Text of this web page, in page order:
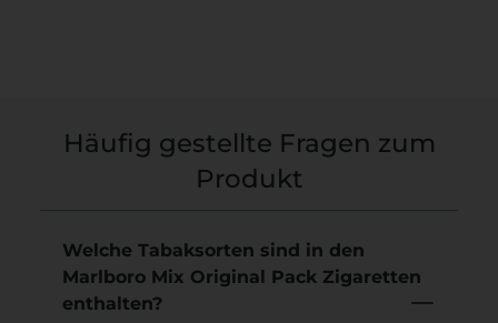
Häufig gestellte Fragen zum
Produkt
Welche Tabaksorten sind in den
Marlboro Mix Original Pack Zigaretten
enthalten?